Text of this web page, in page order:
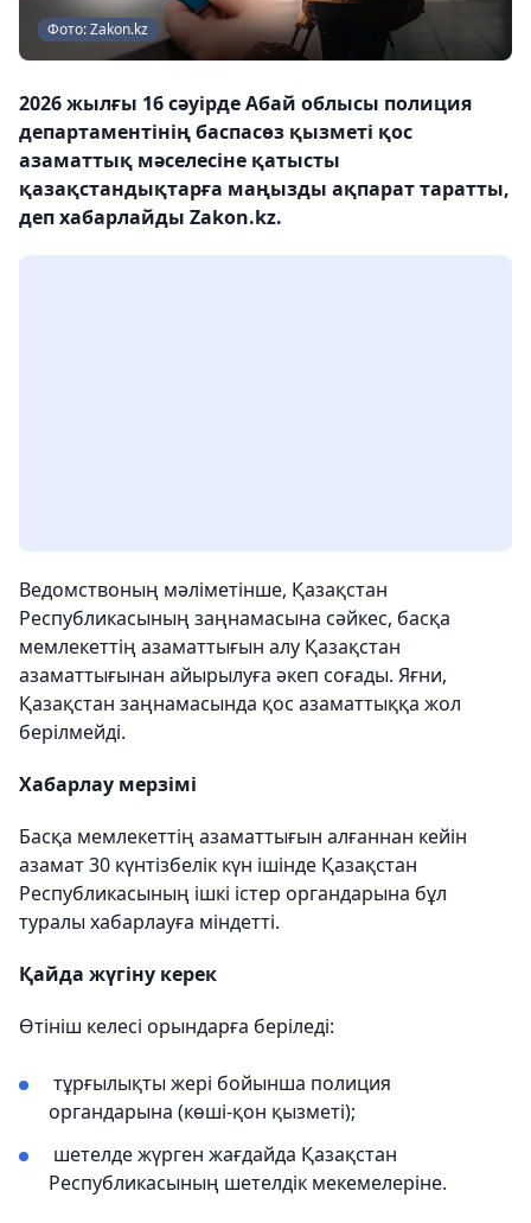
Фото: Zakon.kz
2026 жылғы 16 сәуірде Абай облысы полиция
департаментінің баспасөз қызметі қос
азаматтық мәселесіне қатысты
қазақстандықтарға маңызды ақпарат таратты,
деп хабарлайды Zakon.kz.
Ведомствоның мәліметінше, Қазақстан
Республикасының заңнамасына сәйкес, басқа
мемлекеттің азаматтығын алу Қазақстан
азаматтығынан айырылуға әкеп соғады. Яғни,
Қазақстан заңнамасында қос азаматтыққа жол
берілмейді.
Хабарлау мерзімі
Басқа мемлекеттің азаматтығын алғаннан кейін
азамат 30 күнтізбелік күн ішінде Қазақстан
Республикасының ішкі істер органдарына бұл
туралы хабарлауға міндетті.
Қайда жүгіну керек
Өтініш келесі орындарға беріледі:
тұрғылықты жері бойынша полиция
органдарына (көші-қон қызметі);
шетелде жүрген жағдайда Қазақстан
Республикасының шетелдік мекемелеріне.